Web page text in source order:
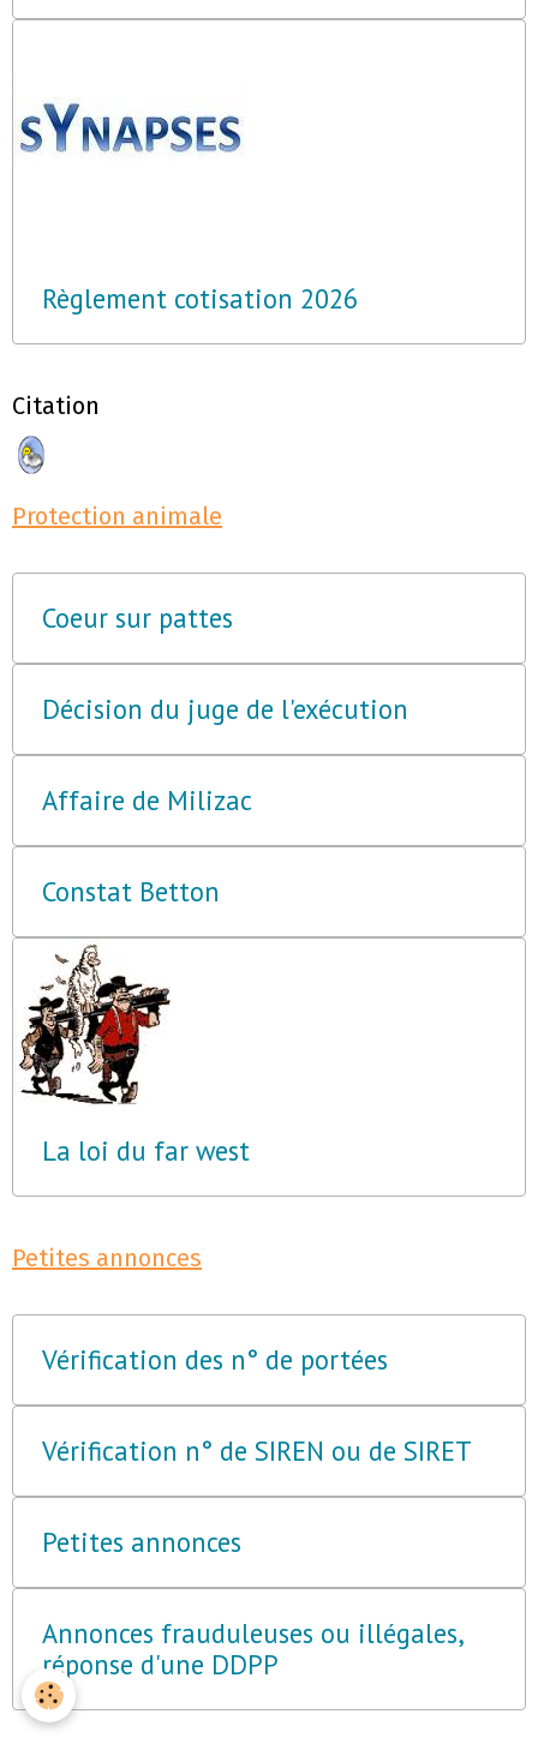
Règlement cotisation 2026
Citation
Protection animale
Coeur sur pattes
Décision du juge de l'exécution
Affaire de Milizac
Constat Betton
La loi du far west
Petites annonces
Vérification des n° de portées
Vérification n° de SIREN ou de SIRET
Petites annonces
Annonces frauduleuses ou illégales,
réponse d'une DDPP